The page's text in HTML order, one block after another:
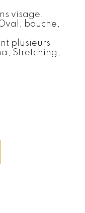
visage.
bouche,
plusieurs
Stretching,